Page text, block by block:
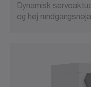
Dynamisk
og høj